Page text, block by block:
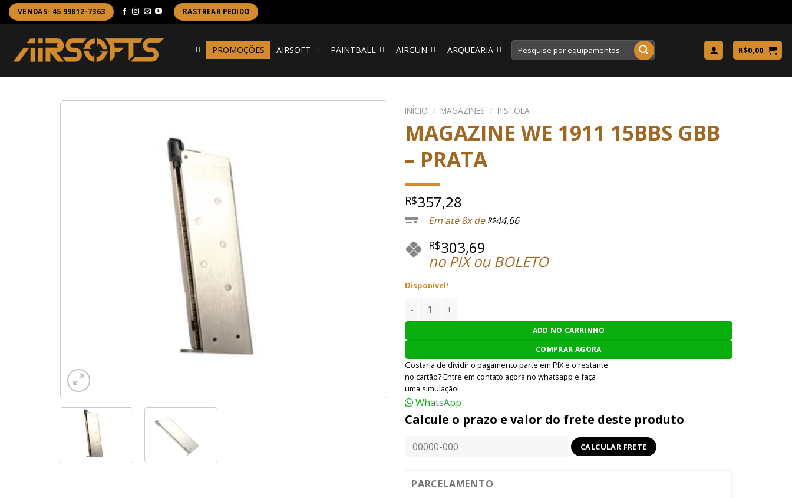
Skip
to
content
VENDAS- 45 99812-7363 RASTREAR PEDIDO
PROMOÇÕES AIRSOFT PAINTBALL AIRGUN ARQUEARIA
Pesquisar
por:
R$0,00
INÍCIO / MAGAZINES / PISTOLA
MAGAZINE WE 1911 15BBS GBB
– PRATA
R$357,28
Em até 8x de R$44,66
R$303,69
no PIX ou BOLETO
Disponível!
MAGAZINE WE 1911 15BBS GBB - PRATA quantidade
ADD NO CARRINHO
COMPRAR AGORA
Gostaria de dividir o pagamento parte em PIX e o restante
no cartão? Entre em contato agora no whatsapp e faça
uma simulação!
WhatsApp
Calcule o prazo e valor do frete deste produto
PARCELAMENTO